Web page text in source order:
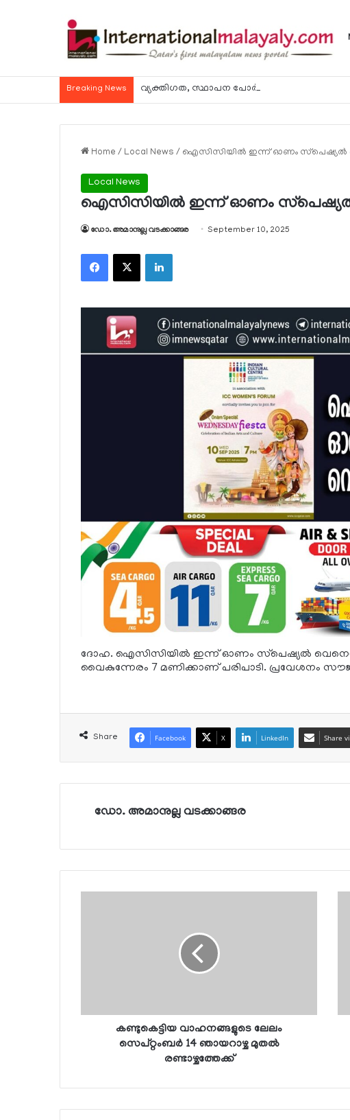
Breaking News വ്യക്തിഗത, സ്ഥാപന പോര്‍ട്ടലുകള്‍ വഴി
Home / Local News / ഐസിസിയില്‍ ഇന്ന് ഓണം സ്‌പെഷ്യല്‍
Local News
ഐസിസിയില്‍ ഇന്ന് ഓണം സ്‌പെഷ്യല്‍
ഡോ. അമാനുല്ല വടക്കാങ്ങര September 10, 2025
Facebook
X LinkedIn
ദോഹ. ഐസിസിയില്‍ ഇന്ന് ഓണം സ്‌പെഷ്യല്‍
വൈകുന്നേരം 7 മണിക്കാണ് പരിപാടി. പ്രവേശനം
Share Facebook X LinkedIn Share
ഡോ. അമാനുല്ല വടക്കാങ്ങര
കണ്ടുകെട്ടിയ വാഹനങ്ങളുടെ ലേലം
സെപ്റ്റംബര്‍ 14 ഞായറാഴ്ച മുതല്‍
രണ്ടാഴ്ചത്തേക്ക്